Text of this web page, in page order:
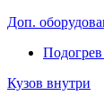
Доп.
Подогрев
Кузов внутри